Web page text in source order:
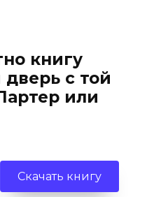
книгу
дверь с той
или
Скачать книгу